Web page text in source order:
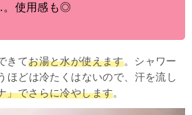
使用感も◎
きてお湯と水が使えます。シャワー
ほどは冷たくはないので、汗を流し
」でさらに冷やします。